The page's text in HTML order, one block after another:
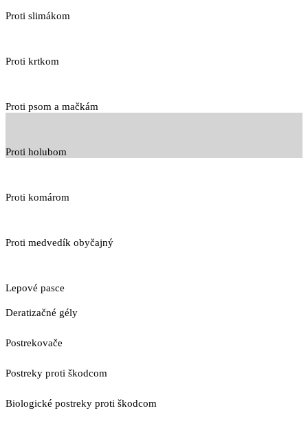
Proti slimákom
Proti krtkom
Proti psom a mačkám
Proti holubom
Proti komárom
Proti medvedík obyčajný
Lepové pasce
Deratizačné gély
Postrekovače
Postreky proti škodcom
Biologické postreky proti škodcom